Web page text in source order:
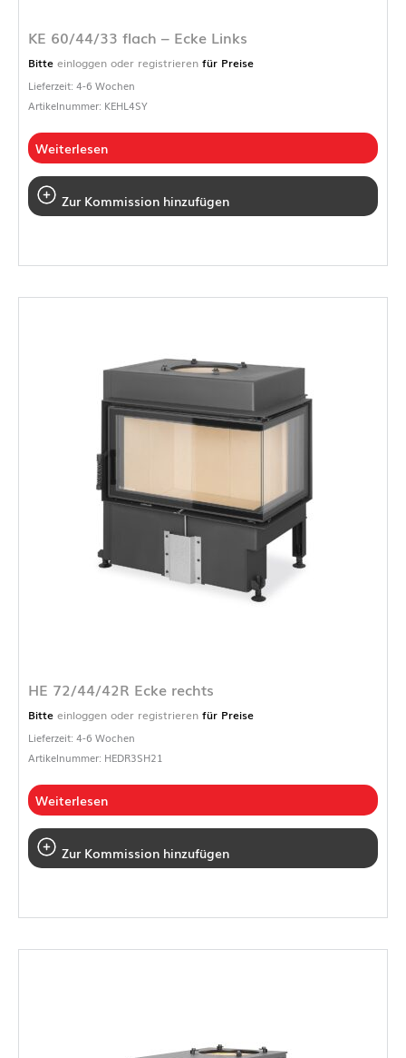
KE 60/44/33 flach – Ecke Links
Bitte einloggen oder registrieren für Preise
Lieferzeit: 4-6 Wochen
Artikelnummer: KEHL4SY
Weiterlesen
Zur Kommission hinzufügen
HE 72/44/42R Ecke rechts
Bitte einloggen oder registrieren für Preise
Lieferzeit: 4-6 Wochen
Artikelnummer: HEDR3SH21
Weiterlesen
Zur Kommission hinzufügen